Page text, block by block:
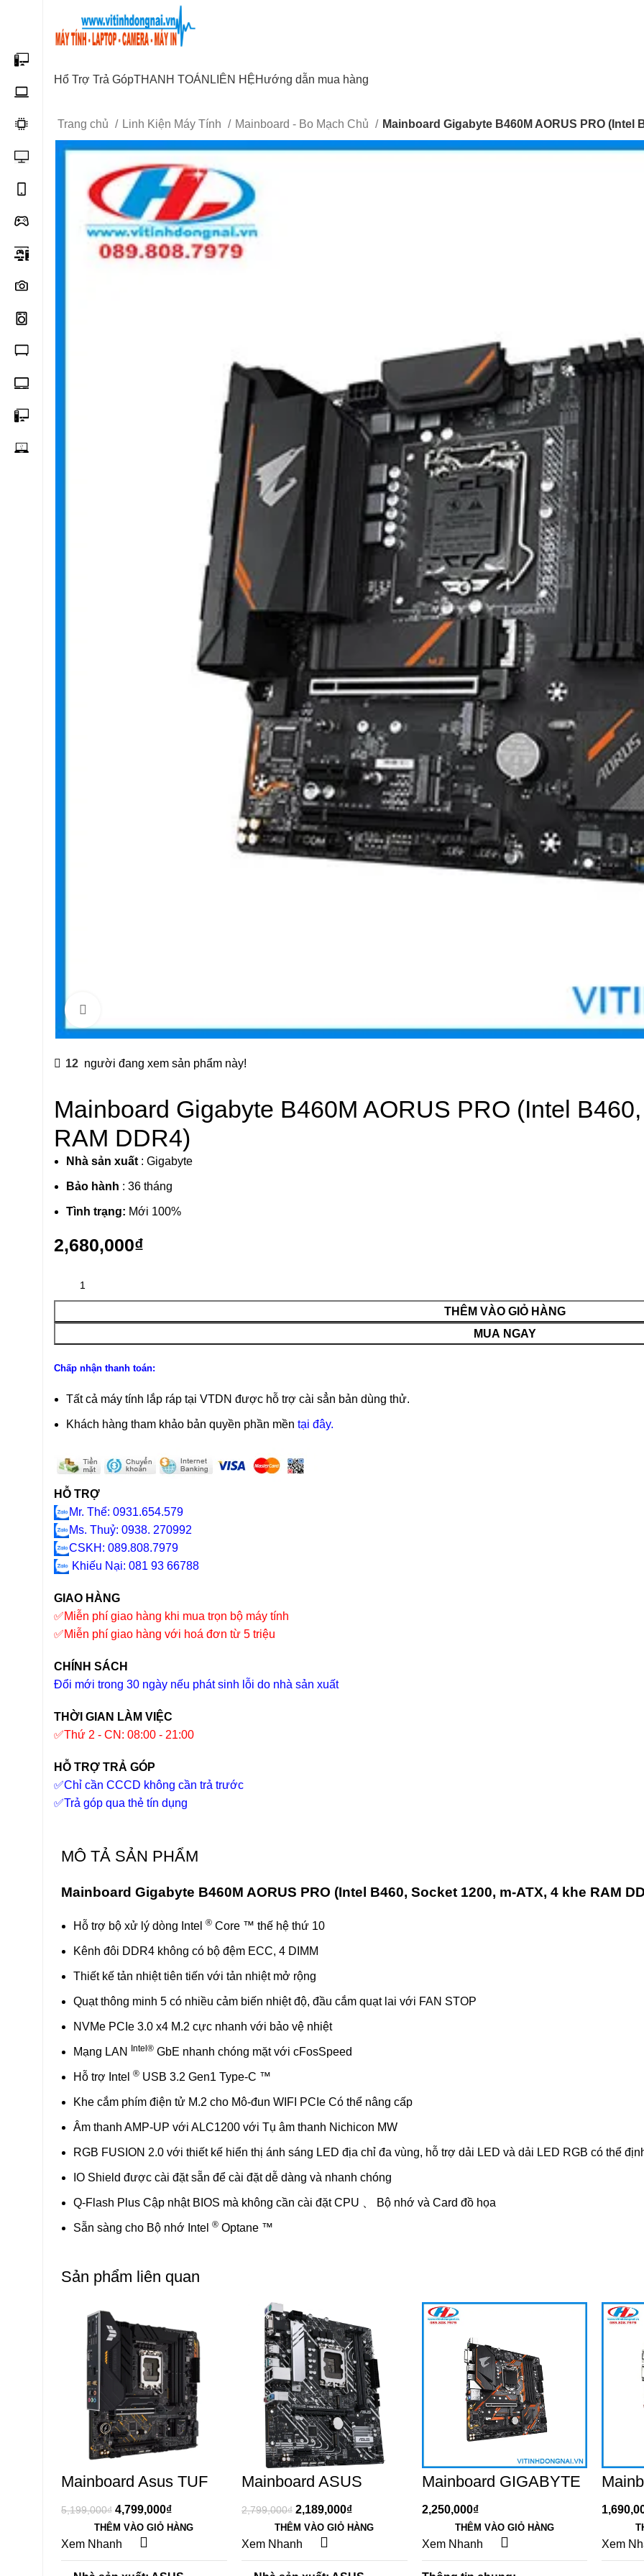
Hổ Trợ Trả GópTHANH TOÁN LIÊN HỆHướng dẫn mua hàng
Trang chủ Linh Kiện Máy Tính Mainboard - Bo Mạch Chủ Mainboard Gigabyte B460M AORUS PRO (Intel
12 người đang xem sản phẩm này!
Mainboard Gigabyte B460M AORUS PRO (Intel
RAM DDR4)
Nhà sản xuất : Gigabyte
Bảo hành : 36 tháng
Tình trạng: Mới 100%
2,680,000₫
THÊM VÀO GIỎ HÀNG
MUA NGAY
Chấp nhận thanh toán:
Tất cả máy tính lắp ráp tại VTDN được hỗ trợ cài sẳn bản dùng thử.
Khách hàng tham khảo bản quyền phần mền tại đây.
HỖ TRỢ
Mr. Thể: 0931.654.579
Ms. Thuỷ: 0938. 270992
CSKH: 089.808.7979
Khiếu Nại: 081 93 66788
GIAO HÀNG
✅Miễn phí giao hàng khi mua trọn bộ máy tính
✅Miễn phí giao hàng với hoá đơn từ 5 triệu
CHÍNH SÁCH
Đổi mới trong 30 ngày nếu phát sinh lỗi do nhà sản xuất
THỜI GIAN LÀM VIỆC
✅Thứ 2 - CN: 08:00 - 21:00
HỖ TRỢ TRẢ GÓP
✅Chỉ cần CCCD không cần trả trước
✅Trả góp qua thẻ tín dụng
MÔ TẢ SẢN PHẨM
Mainboard Gigabyte B460M AORUS PRO (Intel B460, Socket 1200, m-ATX, 4 khe RAM
Hỗ trợ bộ xử lý dòng Intel ® Core ™ thế hệ thứ 10
Kênh đôi DDR4 không có bộ đệm ECC, 4 DIMM
Thiết kế tản nhiệt tiên tiến với tản nhiệt mở rộng
Quạt thông minh 5 có nhiều cảm biến nhiệt độ, đầu cắm quạt lai với FAN STOP
NVMe PCIe 3.0 x4 M.2 cực nhanh với bảo vệ nhiệt
Mạng LAN Intel® GbE nhanh chóng mặt với cFosSpeed
Hỗ trợ Intel ® USB 3.2 Gen1 Type-C ™
Khe cắm phím điện tử M.2 cho Mô-đun WIFI PCIe Có thể nâng cấp
Âm thanh AMP-UP với ALC1200 với Tụ âm thanh Nichicon MW
RGB FUSION 2.0 với thiết kế hiển thị ánh sáng LED địa chỉ đa vùng, hỗ trợ dải LED và dải LED RGB có thể
IO Shield được cài đặt sẵn để cài đặt dễ dàng và nhanh chóng
Q-Flash Plus Cập nhật BIOS mà không cần cài đặt CPU 、 Bộ nhớ và Card đồ họa
Sẵn sàng cho Bộ nhớ Intel ® Optane ™
Sản phẩm liên quan
Mainboard Asus TUF
D4
5,199,000₫ 4,799,000₫
THÊM VÀO GIỎ HÀNG
Xem Nhanh
-22%
Mainboard ASUS
2,799,000₫ 2,189,000₫
THÊM VÀO GIỎ HÀNG
Xem Nhanh
Mainboard GIGABYTE
(Intel B365, Socket
1151, m-ATX, 4 khe
RAM DDR4)
2,250,000₫
THÊM VÀO GIỎ HÀNG
Xem Nhanh Xem
Start typing to see posts you are looking for.